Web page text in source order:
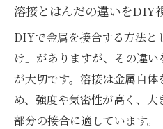
溶接とはんだの違いをDIY
DIYで金属を接合する方法と
け」がありますが、その違
が大切です。溶接は金属自
め、強度や気密性が高く、
部分の接合に適しています。